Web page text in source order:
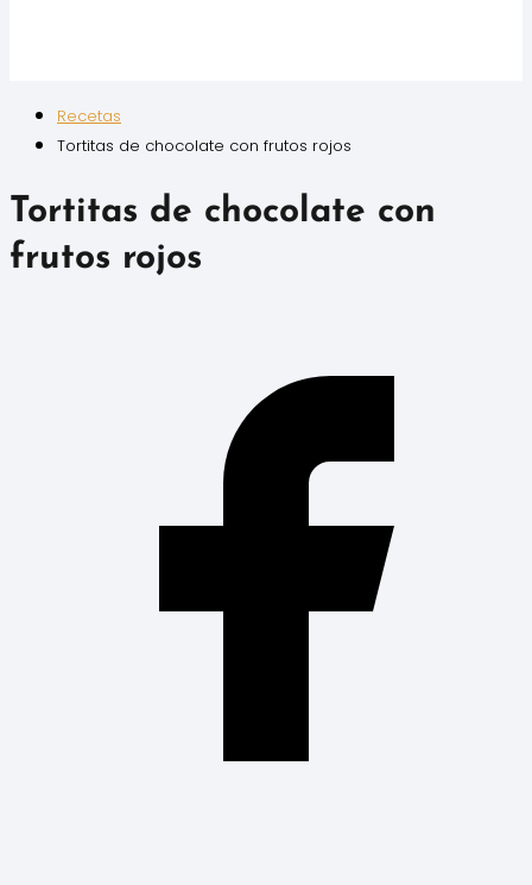
Recetas
Tortitas de chocolate con frutos rojos
Tortitas de chocolate con
frutos rojos